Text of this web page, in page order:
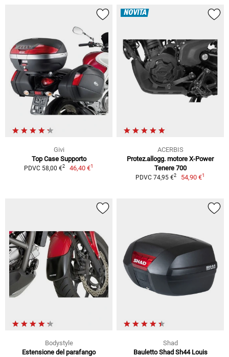
Givi
Top Case Supporto
PDVC 58,00 €2 46,40 €1
NOVITÀ
ACERBIS
Protez.allogg. motore X-Power
Tenere 700
PDVC 74,95 €2 54,90 €1
Bodystyle
Estensione del parafango
Shad
Bauletto Shad Sh44 Louis